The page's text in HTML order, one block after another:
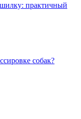
практичный
собак?